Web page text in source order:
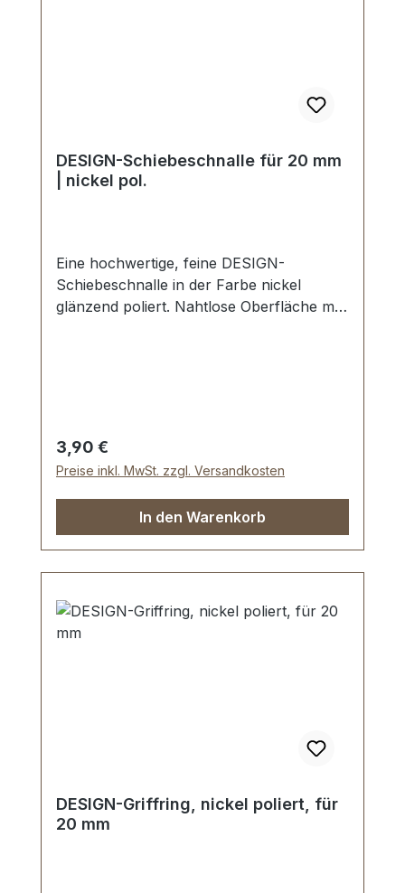
DESIGN-Schiebeschnalle für 20 mm
| nickel pol.
Eine hochwertige, feine DESIGN-
Schiebeschnalle in der Farbe nickel
glänzend poliert. Nahtlose Oberfläche mit
Regulärer Preis:
3,90 €
Preise inkl. MwSt. zzgl. Versandkosten
In den Warenkorb
DESIGN-Griffring, nickel poliert, für
20 mm